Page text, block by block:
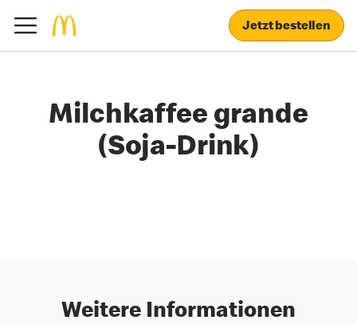
Jetzt bestellen
Milchkaffee grande
(Soja-Drink)
Weitere Informationen